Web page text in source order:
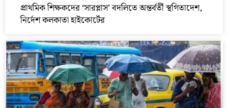
প্রাথমিক শিক্ষকদের ‘সারপ্লাস’ বদলিতে অন্তর্বর্তী স্থগিতাদেশ,
নির্দেশ কলকাতা হাইকোর্টের